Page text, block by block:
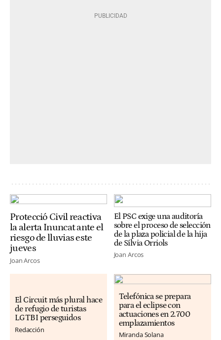
Protecció Civil reactiva
la alerta Inuncat ante el
riesgo de lluvias este
jueves
Joan Arcos
El PSC exige una auditoría
sobre el proceso de selección
de la plaza policial de la hija
de Sílvia Orriols
Joan Arcos
El Circuit más plural hace
de refugio de turistas
LGTBI perseguidos
Redacción
Telefónica se prepara
para el eclipse con
actuaciones en 2.700
emplazamientos
Miranda Solana